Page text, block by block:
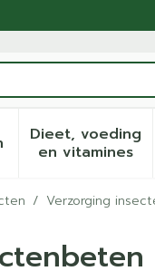
voor
Dieet, voeding
en vitamines
Toon
/ Verzorging